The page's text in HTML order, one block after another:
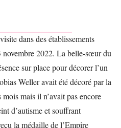
dans des établissements
2022. La belle-sœur du
sur place pour décorer l’un
Weller avait été décoré par la
mais il n’avait pas encore
d’autisme et souffrant
la médaille de l’Empire